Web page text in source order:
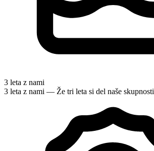
3 leta z nami
3 leta z nami — Že tri leta si del naše skupnosti